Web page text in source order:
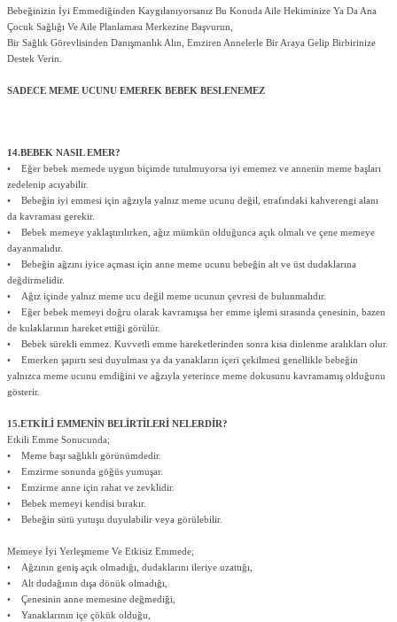
Bebeğinizin İyi Emmediğinden Kaygılanıyorsanız Bu Konuda Aile Hekiminize Ya Da Ana
Çocuk Sağlığı Ve Aile Planlaması Merkezine Başvurun,
Bir Sağlık Görevlisinden Danışmanlık Alın, Emziren Annelerle Bir Araya Gelip Birbirinize
Destek Verin.
SADECE MEME UCUNU EMEREK BEBEK BESLENEMEZ
14.BEBEK NASIL EMER?
• Eğer bebek memede uygun biçimde tutulmuyorsa iyi ememez ve annenin meme başları
zedelenip acıyabilir.
• Bebeğin iyi emmesi için ağzıyla yalnız meme ucunu değil, etrafındaki kahverengi alanı
da kavraması gerekir.
• Bebek memeye yaklaştırılırken, ağız mümkün olduğunca açık olmalı ve çene memeye
dayanmalıdır.
• Bebeğin ağzını iyice açması için anne meme ucunu bebeğin alt ve üst dudaklarına
değdirmelidir.
• Ağız içinde yalnız meme ucu değil meme ucunun çevresi de bulunmalıdır.
• Eğer bebek memeyi doğru olarak kavramışsa her emme işlemi sırasında çenesinin, bazen
de kulaklarının hareket ettiği görülür.
• Bebek sürekli emmez. Kuvvetli emme hareketlerinden sonra kısa dinlenme aralıkları olur.
• Emerken şapırtı sesi duyulması ya da yanakların içeri çekilmesi genellikle bebeğin
yalnızca meme ucunu emdiğini ve ağzıyla yeterince meme dokusunu kavramamış olduğunu
gösterir.
15.ETKİLİ EMMENİN BELİRTİLERİ NELERDİR?
Etkili Emme Sonucunda;
• Meme başı sağlıklı görünümdedir.
• Emzirme sonunda göğüs yumuşar.
• Emzirme anne için rahat ve zevklidir.
• Bebek memeyi kendisi bırakır.
• Bebeğin sütü yutuşu duyulabilir veya görülebilir.
Memeye İyi Yerleşmeme Ve Etkisiz Emmede;
• Ağzının geniş açık olmadığı, dudaklarını ileriye uzattığı,
• Alt dudağının dışa dönük olmadığı,
• Çenesinin anne memesine değmediği,
• Yanaklarının içe çökük olduğu,